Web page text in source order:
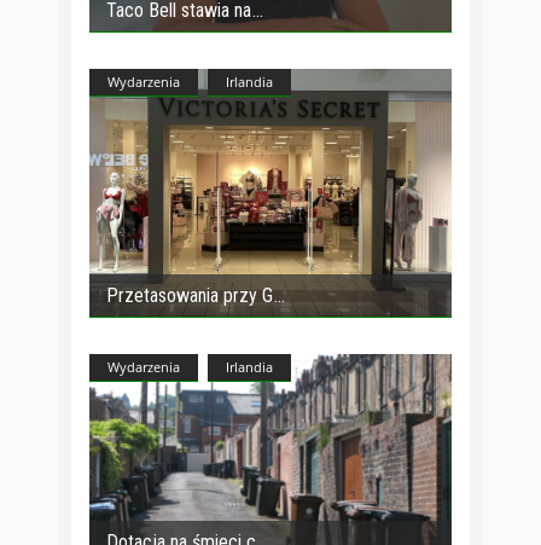
Taco Bell stawia na
Wydarzenia Irlandia
Przetasowania przy G
Wydarzenia Irlandia